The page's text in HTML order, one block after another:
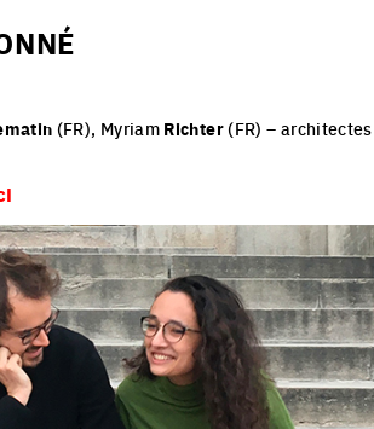
(FR), Myriam Richter(FR) –